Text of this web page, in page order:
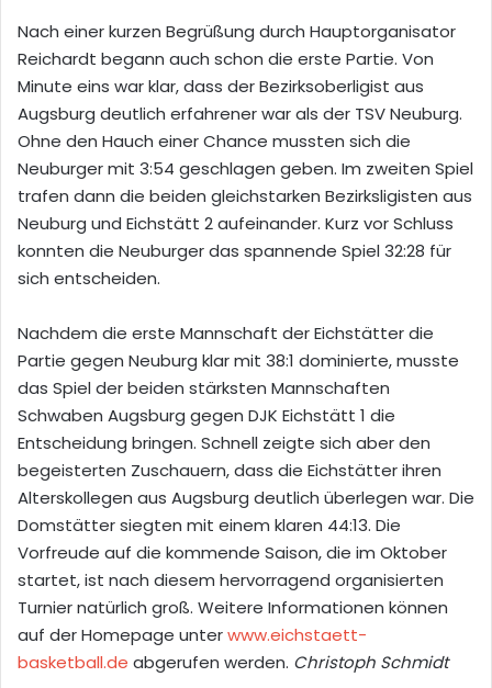
Nach einer kurzen Begrüßung durch Hauptorganisator
Reichardt begann auch schon die erste Partie. Von
Minute eins war klar, dass der Bezirksoberligist aus
Augsburg deutlich erfahrener war als der TSV Neuburg.
Ohne den Hauch einer Chance mussten sich die
Neuburger mit 3:54 geschlagen geben. Im zweiten Spiel
trafen dann die beiden gleichstarken Bezirksligisten aus
Neuburg und Eichstätt 2 aufeinander. Kurz vor Schluss
konnten die Neuburger das spannende Spiel 32:28 für
sich entscheiden.
Nachdem die erste Mannschaft der Eichstätter die
Partie gegen Neuburg klar mit 38:1 dominierte, musste
das Spiel der beiden stärksten Mannschaften
Schwaben Augsburg gegen DJK Eichstätt 1 die
Entscheidung bringen. Schnell zeigte sich aber den
begeisterten Zuschauern, dass die Eichstätter ihren
Alterskollegen aus Augsburg deutlich überlegen war. Die
Domstätter siegten mit einem klaren 44:13. Die
Vorfreude auf die kommende Saison, die im Oktober
startet, ist nach diesem hervorragend organisierten
Turnier natürlich groß. Weitere Informationen können
auf der Homepage unterwww.eichstaett-
basketball.de abgerufen werden. Christoph Schmidt